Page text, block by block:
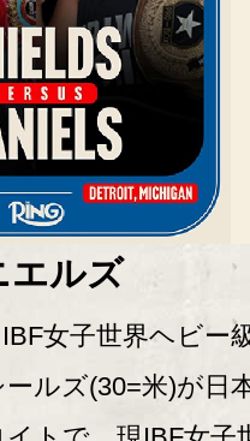
エルズ
女子世界ヘビー
ルズ(30=米)が日